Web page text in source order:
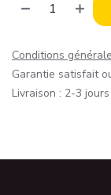
Conditions
Garantie satisfait
Livraison : 2-3